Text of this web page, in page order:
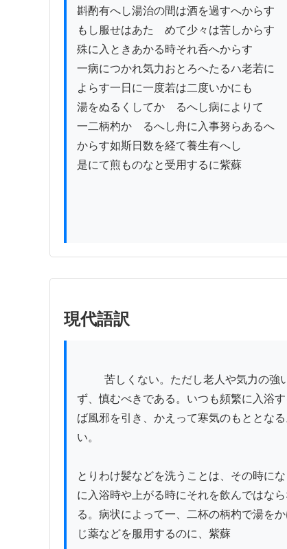
斟酌有へし湯治の間は酒を過すへからす
もし服せはあたゝめて少々は苦しからす
殊に入ときあかる時それ呑へからす
一病につかれ気力おとろへたるハ老若に
よらす一日に一度若は二度いかにも
湯をぬるくしてかゝるへし病によりて
一二柄杓かゝるへし舟に入事努らあるへ
からす如斯日数を経て養生有へし
是にて煎ものなと受用するに紫蘇
現代語訳
ず、慎むべきである。いつも頻繁に入浴
ば風邪を引き、かえって寒気のもととな
い。
とりわけ髪などを洗うことは、その時に
に入浴時や上がる時にそれを飲んではな
る。病状によって一、二杯の柄杓で湯を
じ薬などを服用するのに、紫蘇